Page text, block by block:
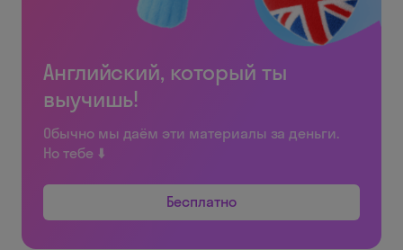
Английский, который ты
выучишь!
Обычно мы даём эти материалы за деньги.
Но тебе ⬇️
Бесплатно